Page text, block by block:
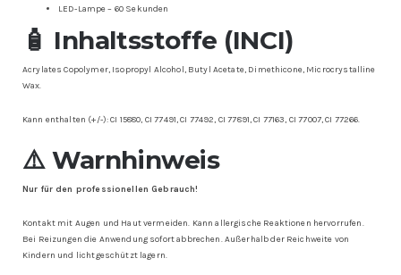
LED-Lampe – 60 Sekunden
🧴 Inhaltsstoffe (INCI)
Acrylates Copolymer, Isopropyl Alcohol, Butyl Acetate, Dimethicone, Microcrystalline
Wax.
Kann enthalten (+/-): CI 15880, CI 77491, CI 77492, CI 77891, CI 77163, CI 77007, CI 77266.
⚠️ Warnhinweis
Nur für den professionellen Gebrauch!
Kontakt mit Augen und Haut vermeiden. Kann allergische Reaktionen hervorrufen.
Bei Reizungen die Anwendung sofort abbrechen. Außerhalb der Reichweite von
Kindern und lichtgeschützt lagern.